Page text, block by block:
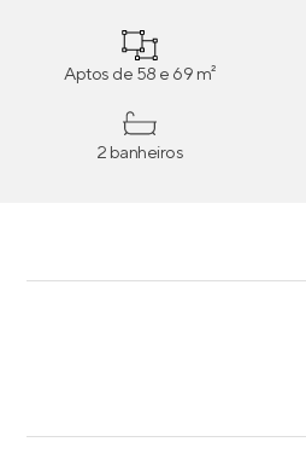
Aptos de 58 e 69 m²
2 banheiros